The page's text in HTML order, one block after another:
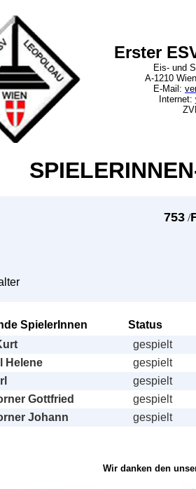
Erster
Eis- und
A-1210
E-Mail:
Internet:
753/
SpielerInnen
Status
gespielt
Helene
gespielt
gespielt
Gottfried
gespielt
Johann
gespielt
Wir danken den